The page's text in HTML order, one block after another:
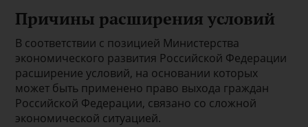
Причины расширения условий
В соответствии с позицией Министерства
экономического развития Российской Федерации
расширение условий, на основании которых
может быть применено право выхода граждан
Российской Федерации, связано со сложной
экономической ситуацией.